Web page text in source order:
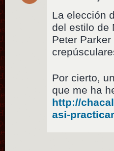
La elección
del estilo de
Peter
Por cierto,
que me ha
http://
asi-